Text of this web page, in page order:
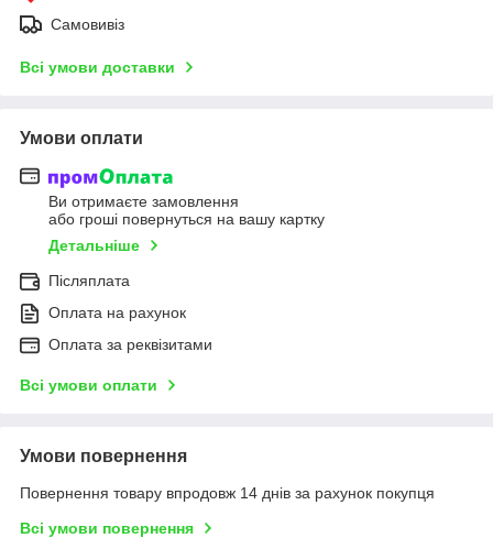
Самовивіз
Всі умови доставки
Умови оплати
Ви отримаєте замовлення
або гроші повернуться на вашу картку
Детальніше
Післяплата
Оплата на рахунок
Оплата за реквізитами
Всі умови оплати
Умови повернення
Повернення товару впродовж 14 днів за рахунок покупця
Всі умови повернення